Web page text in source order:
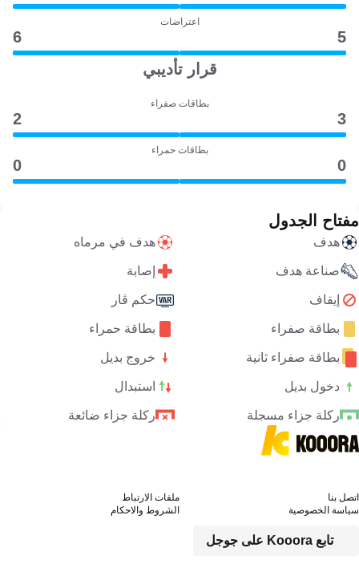
اعتراضات
5
6
قرار تأديبي
بطاقات صفراء
3
2
بطاقات حمراء
0
0
مفتاح الجدول
هدف هدف في مرماه
صناعة هدف إصابة
إيقاف حكم ڤار
بطاقة صفراء بطاقة حمراء
بطاقة صفراء ثانية خروج بديل
دخول بديل استبدال
ركلة جزاء مسجلة ركلة جزاء ضائعة
تابع Kooora على جوجل
اتصل بنا
ملفات الارتباط
سياسة الخصوصية
الشروط والاحكام